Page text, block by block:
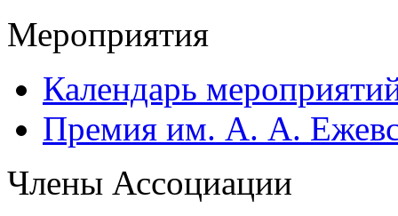
Мероприятия
Календарь
Премия им. А. А.
Члены Ассоциации